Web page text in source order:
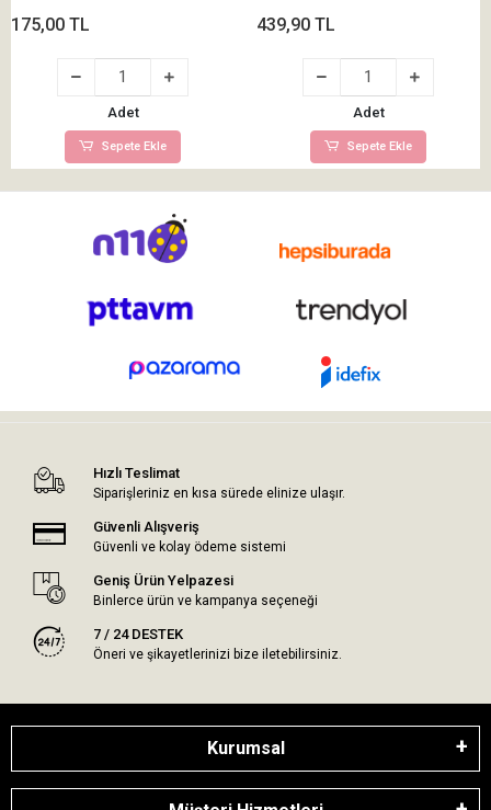
175,00 TL
Adet
Sepete Ekle
439,90 TL
Adet
Sepete Ekle
Hızlı Teslimat
Siparişleriniz en kısa sürede elinize ulaşır.
Güvenli Alışveriş
Güvenli ve kolay ödeme sistemi
Geniş Ürün Yelpazesi
Binlerce ürün ve kampanya seçeneği
7 / 24 DESTEK
Öneri ve şikayetlerinizi bize iletebilirsiniz.
Kurumsal